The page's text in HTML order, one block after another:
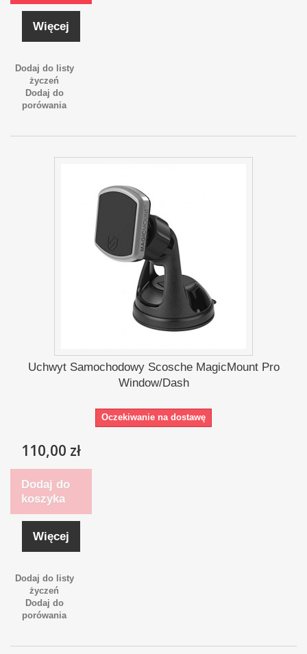
Więcej
Dodaj do listy
życzeń
Dodaj do
porówania
Uchwyt Samochodowy Scosche MagicMount Pro
Window/Dash
Oczekiwanie na dostawę
110,00 zł
Dodaj do
koszyka
Więcej
Dodaj do listy
życzeń
Dodaj do
porówania